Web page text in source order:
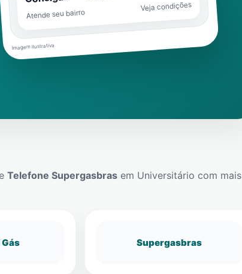
Atende seu bairro
Veja condições
Imagem ilustrativa
Telefone Supergasbras em Universitário com mais
Supergasbras